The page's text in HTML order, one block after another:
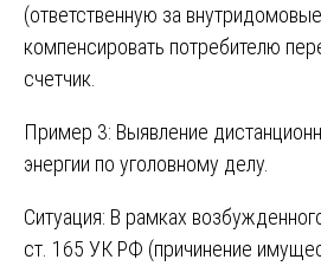
(ответственную за
компенсировать потребителю
счетчик.
Пример 3: Выявление
энергии по уголовному делу.
Ситуация: В рамках
ст. 165 УК РФ (причинение